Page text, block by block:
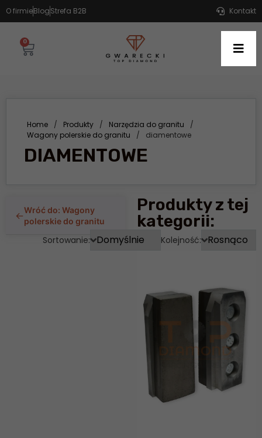
O firmieBlogStrefa B2B Kontakt
0
Home / Produkty / Narzędzia do granitu
/
Wagony polerskie do granitu
/ diamentowe
DIAMENTOWE
←Wróć do: Wagony
polerskie do granitu
Produkty z tej
kategorii:
Sortowanie: Kolejność: